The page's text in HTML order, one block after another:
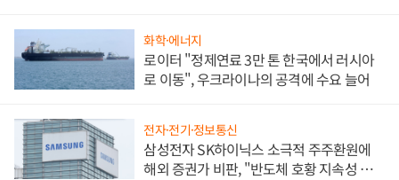
화학·에너지
로이터 "정제연료 3만 톤 한국에서 러시아
로 이동", 우크라이나의 공격에 수요 늘어
전자·전기·정보통신
삼성전자 SK하이닉스 소극적 주주환원에
해외 증권가 비판, "반도체 호황 지속성 의